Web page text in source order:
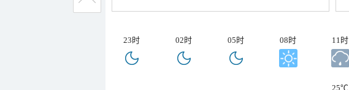
23时 02时 05时 08时 11时
25℃